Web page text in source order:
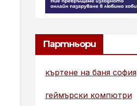
Партньори
къртене на баня софия
геймърски компютри